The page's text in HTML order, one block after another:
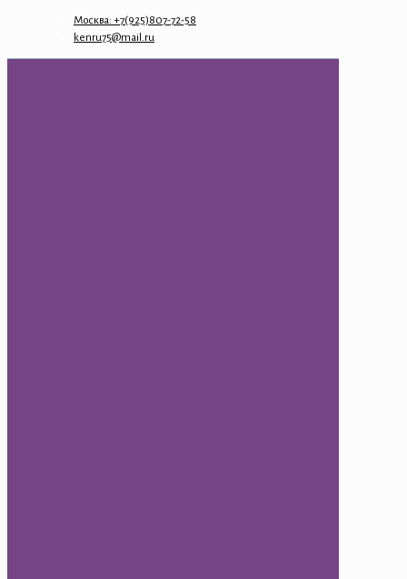
Москва: +7(925)807-72-58
kenru75@mail.ru